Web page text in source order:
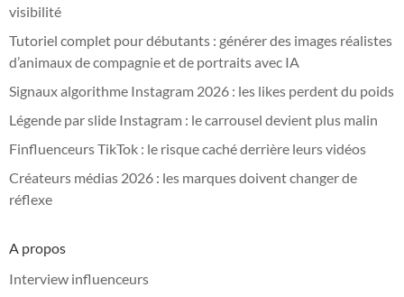
visibilité
Tutoriel complet pour débutants : générer des images réalistes
d’animaux de compagnie et de portraits avec IA
Signaux algorithme Instagram 2026 : les likes perdent du poids
Légende par slide Instagram : le carrousel devient plus malin
Finfluenceurs TikTok : le risque caché derrière leurs vidéos
Créateurs médias 2026 : les marques doivent changer de
réflexe
A propos
Interview influenceurs